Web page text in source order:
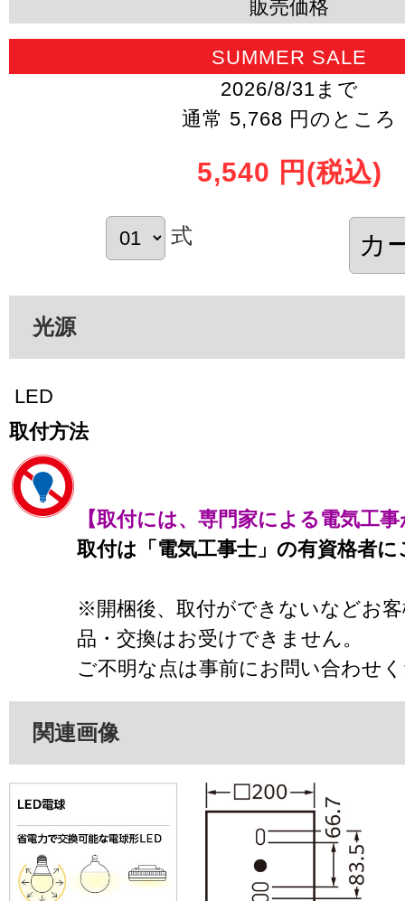
販売価格
SUMMER SALE
2026/8/31まで
通常 5,768 円のところ
5,540 円 (税込)
式
光源
LED
取付方法
【取付には、専門家による電気工
取付は「電気工事士」の有資格者
※開梱後、取付ができないなどお
品・交換はお受けできません。
ご不明な点は事前にお問い合わせ
関連画像